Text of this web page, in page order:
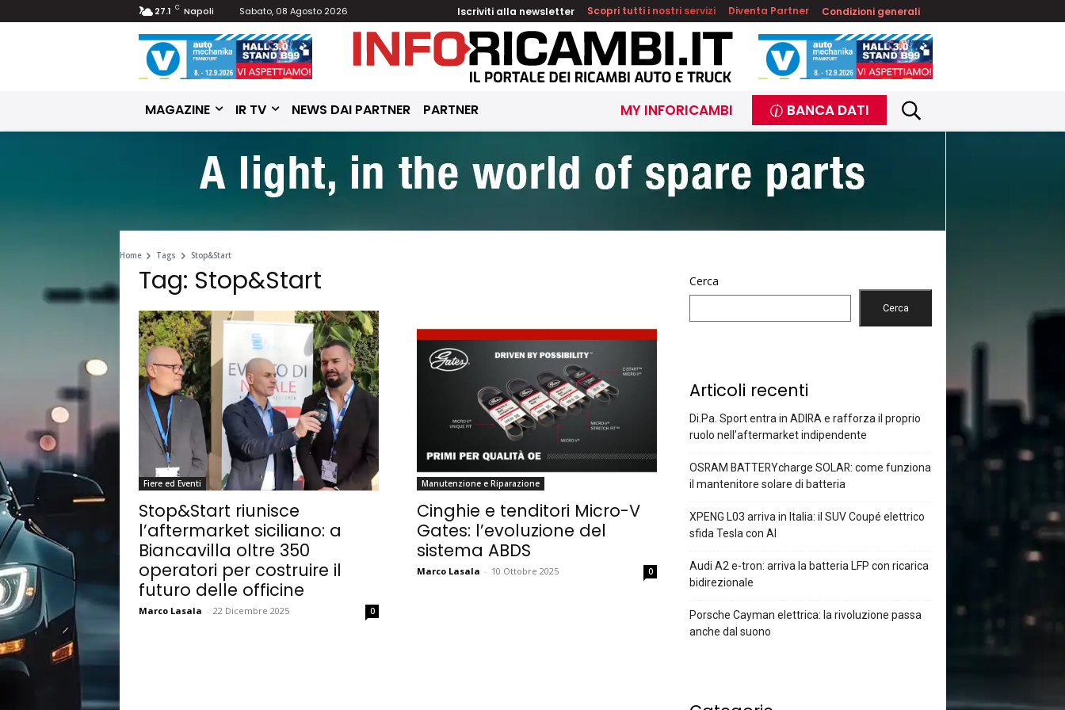
27.1 C Napoli Sabato, 08 Agosto 2026 Iscriviti alla newsletter Scopri tutti i nostri servizi Diventa Partner Condizioni generali
MAGAZINE IR TV NEWS DAI PARTNER PARTNER MY INFORICAMBI BANCA DATI
Home Tags Stop&Start
Tag: Stop&Start
Fiere ed Eventi
Stop&Start riunisce
l’aftermarket siciliano: a
Biancavilla oltre 350
operatori per costruire il
futuro delle officine
Marco Lasala - 22 Dicembre 2025 0
Manutenzione e Riparazione
Cinghie e tenditori Micro-V
Gates: l’evoluzione del
sistema ABDS
Marco Lasala - 10 Ottobre 2025 0
Cerca
Cerca
Articoli recenti
Di.Pa. Sport entra in ADIRA e rafforza il proprio
ruolo nell’aftermarket indipendente
OSRAM BATTERYcharge SOLAR: come funziona
il mantenitore solare di batteria
XPENG L03 arriva in Italia: il SUV Coupé elettrico
sfida Tesla con AI
Audi A2 e-tron: arriva la batteria LFP con ricarica
bidirezionale
Porsche Cayman elettrica: la rivoluzione passa
anche dal suono